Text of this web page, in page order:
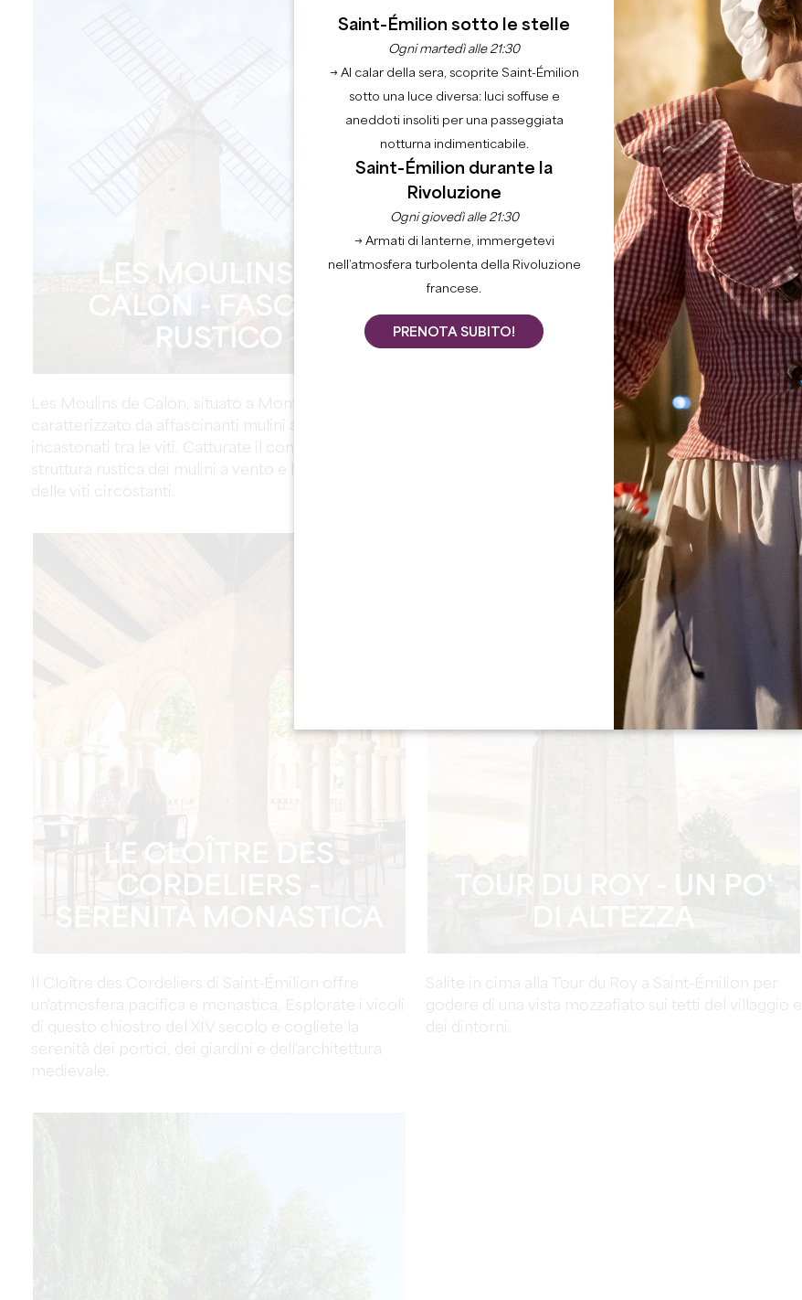
LES MOULINS DE
CALON - FASCINO
RUSTICO
Les Moulins de Calon, situato a Montagne, è
caratterizzato da affascinanti mulini a vento
incastonati tra le viti. Catturate il contrasto tra la
struttura rustica dei mulini a vento e la delicatezza
delle viti circostanti.
IL CAMPANILE DELLA
CHIESA MONOLITICA
DI SAINT-ÉMILION -
MISTERO
ARCHITETTONICO
La chiesa monolitica di Saint-Émilion, con il suo
imponente campanile, offre grandi opportunità per
le foto architettoniche. Sfruttate i giochi di luce
nelle diverse ore del giorno per mettere in risalto i
diversi paesaggi di fronte a voi.
LE CLOÎTRE DES
CORDELIERS -
SERENITÀ MONASTICA
Il Cloître des Cordeliers di Saint-Émilion offre
un'atmosfera pacifica e monastica. Esplorate i vicoli
di questo chiostro del XIV secolo e cogliete la
serenità dei portici, dei giardini e dell'architettura
medievale.
TOUR DU ROY - UN PO'
DI ALTEZZA
Salite in cima alla Tour du Roy a Saint-Émilion per
godere di una vista mozzafiato sui tetti del villaggio e
dei dintorni.
Saint-Émilion sotto le stelle
Ogni martedì alle 21:30
→ Al calar della sera, scoprite Saint-Émilion
sotto una luce diversa: luci soffuse e
aneddoti insoliti per una passeggiata
notturna indimenticabile.
Saint-Émilion durante la
Rivoluzione
Ogni giovedì alle 21:30
→ Armati di lanterne, immergetevi
nell’atmosfera turbolenta della Rivoluzione
francese.
PRENOTA SUBITO!